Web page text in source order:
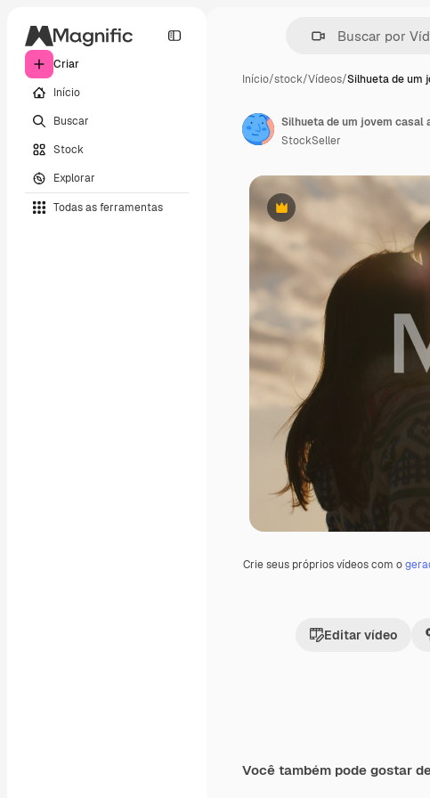
Criar
Início
Buscar
Stock
Explorar
Todas as ferramentas
Início/stock/Vídeos/Silhueta de um
Premium
Crie seus próprios vídeos com o
Editar vídeo
StockSeller
Você também pode gostar